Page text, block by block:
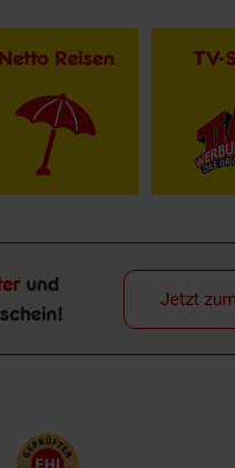
Netto Reisen TV-
und
Jetzt